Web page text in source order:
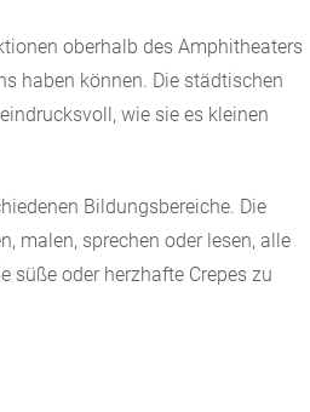
oberhalb des Amphitheaters
haben können. Die städtischen
wie sie es kleinen
Bildungsbereiche. Die
malen, sprechen oder lesen, alle
süße oder herzhafte Crepes zu